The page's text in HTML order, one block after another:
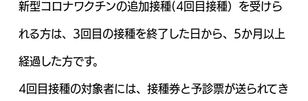
新型コロナワクチンの追加接種(4回目接種）を受けら
れる方は、3回目の接種を終了した日から、5か月以上
経過した方です。
4回目接種の対象者には、接種券と予診票が送られてき